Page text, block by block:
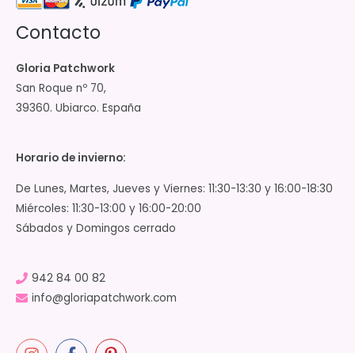
Contacto
Gloria Patchwork
San Roque nº 70,
39360. Ubiarco. España
Horario de invierno:
De Lunes, Martes, Jueves y Viernes: 11:30-13:30 y 16:00-18:30
Miércoles: 11:30-13:00 y 16:00-20:00
Sábados y Domingos cerrado
942 84 00 82
info@gloriapatchwork.com